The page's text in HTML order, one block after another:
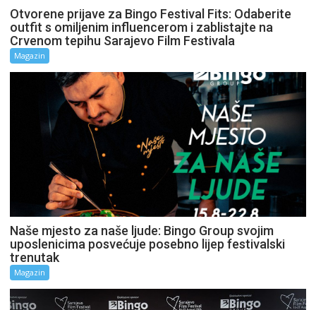
Otvorene prijave za Bingo Festival Fits: Odaberite
outfit s omiljenim influencerom i zablistajte na
Crvenom tepihu Sarajevo Film Festivala
Magazin
Naše mjesto za naše ljude: Bingo Group svojim
uposlenicima posvećuje posebno lijep festivalski
trenutak
Magazin